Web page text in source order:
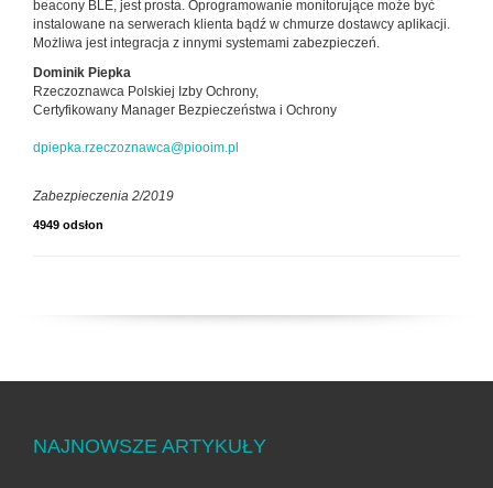
beacony BLE, jest prosta. Oprogramowanie monitorujące może być
instalowane na serwerach klienta bądź w chmurze dostawcy aplikacji.
Możliwa jest integracja z innymi systemami zabezpieczeń.
Dominik Piepka
Rzeczoznawca Polskiej Izby Ochrony,
Certyfikowany Manager Bezpieczeństwa i Ochrony
dpiepka.rzeczoznawca@piooim.pl
Zabezpieczenia 2/2019
4949 odsłon
NAJNOWSZE ARTYKUŁY